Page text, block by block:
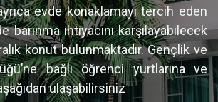
evde konaklamayı tercih eden
barınma ihtiyacını karşılayabilecek
konut bulunmaktadır. Gençlik ve
bağlı öğrenci yurtlarına ve
ulaşabilirsiniz